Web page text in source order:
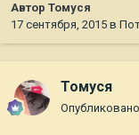
Автор Томуся
17 сентября, 2015 в
Томуся
Опубликовано